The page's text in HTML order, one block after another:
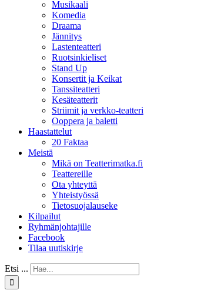
Musikaali
Komedia
Draama
Jännitys
Lastenteatteri
Ruotsinkieliset
Stand Up
Konsertit ja Keikat
Tanssiteatteri
Kesäteatterit
Striimit ja verkko-teatteri
Ooppera ja baletti
Haastattelut
20 Faktaa
Meistä
Mikä on Teatterimatka.fi
Teattereille
Ota yhteyttä
Yhteistyössä
Tietosuojalauseke
Kilpailut
Ryhmänjohtajille
Facebook
Tilaa uutiskirje
Etsi ...